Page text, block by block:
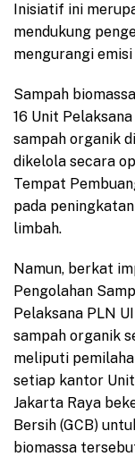
Inisiatif ini
mendukung
mengurangi
Sampah
16 Unit
sampah organik
dikelola secara
Tempat
pada
limbah.
Namun, berkat
Pengolahan
Pelaksana PLN
sampah organik
meliputi
setiap kantor
Jakarta Raya
Bersih (GCB)
biomassa